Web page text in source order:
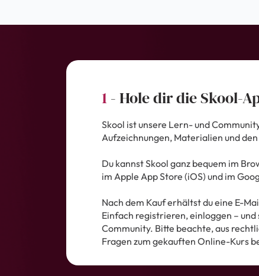
1- Hole dir die Skool-
Skool ist unsere Lern- und
Aufzeichnungen, Materialien und
Du kannst Skool ganz bequem im
im Apple App Store (iOS) und im
Nach dem Kauf erhältst du eine E-
Einfach registrieren, einloggen –
Community. Bitte beachte, aus
Fragen zum gekauften Online-Kurs